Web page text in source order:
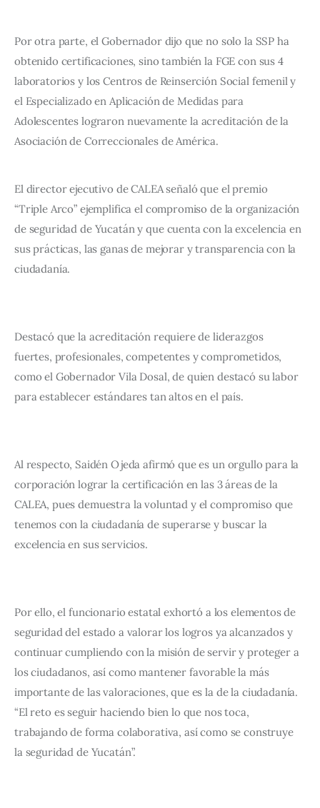
Por otra parte, el Gobernador dijo que no solo la SSP ha
obtenido certificaciones, sino también la FGE con sus 4
laboratorios y los Centros de Reinserción Social femenil y
el Especializado en Aplicación de Medidas para
Adolescentes lograron nuevamente la acreditación de la
Asociación de Correccionales de América.
El director ejecutivo de CALEA señaló que el premio
“Triple Arco” ejemplifica el compromiso de la organización
de seguridad de Yucatán y que cuenta con la excelencia en
sus prácticas, las ganas de mejorar y transparencia con la
ciudadanía.
Destacó que la acreditación requiere de liderazgos
fuertes, profesionales, competentes y comprometidos,
como el Gobernador Vila Dosal, de quien destacó su labor
para establecer estándares tan altos en el país.
Al respecto, Saidén Ojeda afirmó que es un orgullo para la
corporación lograr la certificación en las 3 áreas de la
CALEA, pues demuestra la voluntad y el compromiso que
tenemos con la ciudadanía de superarse y buscar la
excelencia en sus servicios.
Por ello, el funcionario estatal exhortó a los elementos de
seguridad del estado a valorar los logros ya alcanzados y
continuar cumpliendo con la misión de servir y proteger a
los ciudadanos, así como mantener favorable la más
importante de las valoraciones, que es la de la ciudadanía.
“El reto es seguir haciendo bien lo que nos toca,
trabajando de forma colaborativa, así como se construye
la seguridad de Yucatán”.